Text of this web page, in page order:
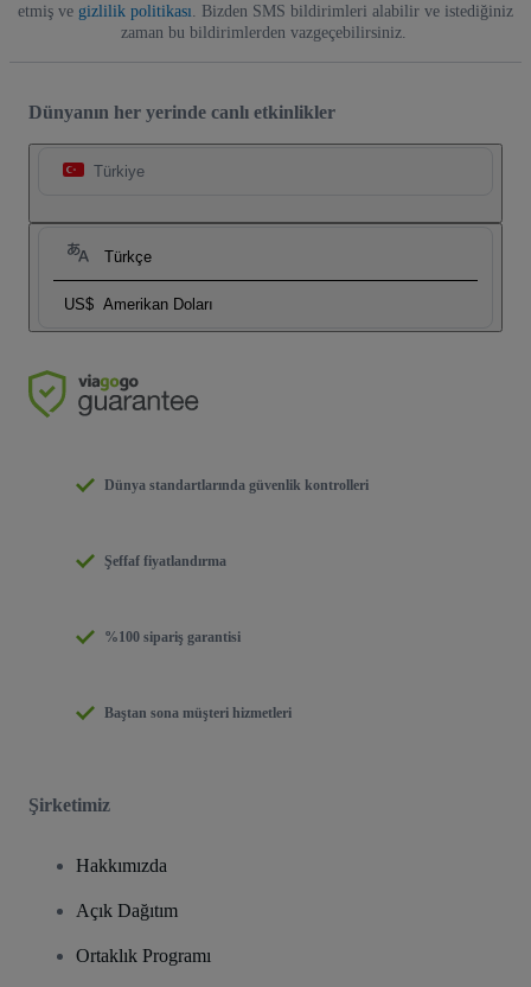
etmiş ve gizlilik politikası . Bizden SMS bildirimleri alabilir ve istediğiniz
zaman bu bildirimlerden vazgeçebilirsiniz.
Dünyanın her yerinde canlı etkinlikler
Türkiye
Türkçe
US$ Amerikan Doları
Dünya standartlarında güvenlik kontrolleri
Şeffaf fiyatlandırma
%100 sipariş garantisi
Baştan sona müşteri hizmetleri
Şirketimiz
Hakkımızda
Açık Dağıtım
Ortaklık Programı